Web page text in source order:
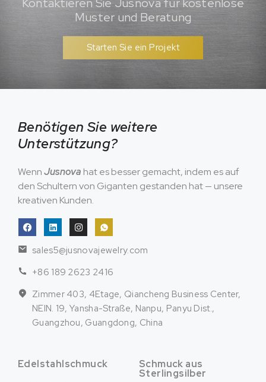
Muster und Beratung
Starten Sie ein Projekt
Benötigen Sie weitere
Unterstützung?
WennJusnova hat es besser gemacht, indem es auf
den Schultern von Giganten gestanden hat — unsere
kreativen Kunden.
sales5@jusnovajewelry.com
+86 189 2623 2416
Zimmer 403, 4Etage, Qiancheng Business Center,
NEIN. 19, Yansha-Straße, Nanpu, Panyu Dist.,
Guangzhou, Guangdong, China
Edelstahlschmuck
Schmuck aus
Sterlingsilber